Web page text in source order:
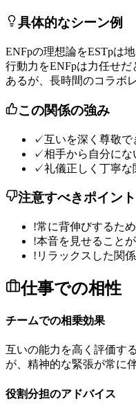
具体的なシーン例
ENFpの理想論をESTpは地
行動力 をENFpは力任せだ
あるが 長時間のコ ラボレ
この関係の強み
✓互いを深く尊敬で
✓相手から自分にな
✓礼儀正しく丁寧な
注意すべきポイント
!常に背伸びするた
!本音を見せること
! リラックスした関
仕事での相性
チームでの相乗効果
互いの能力 を高 く 評価する
が、 精神的な緊張が常に
役割分担のアドバイス